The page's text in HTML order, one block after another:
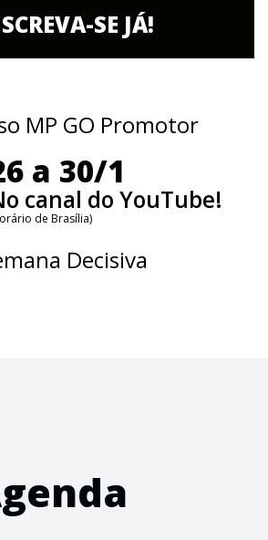
SE JÁ!
MP GO Promotor
a 30/1
canal do YouTube!
de Brasília)
Decisiva